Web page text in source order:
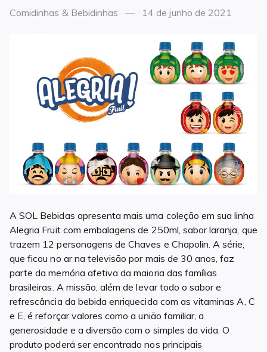
Categories
Comidinhas & Bebidinhas
Posted
14 de junho de 2021
A SOL Bebidas apresenta mais uma coleção em sua linha
Alegria Fruit com embalagens de 250ml, sabor laranja, que
trazem 12 personagens de Chaves e Chapolin. A série,
que ficou no ar na televisão por mais de 30 anos, faz
parte da memória afetiva da maioria das famílias
brasileiras. A missão, além de levar todo o sabor e
refrescância da bebida enriquecida com as vitaminas A, C
e E, é reforçar valores como a união familiar, a
generosidade e a diversão com o simples da vida. O
produto poderá ser encontrado nos principais